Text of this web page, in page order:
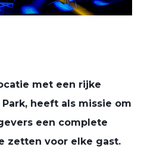
met een rijke
heeft als missie om
een complete
zetten voor elke gast.